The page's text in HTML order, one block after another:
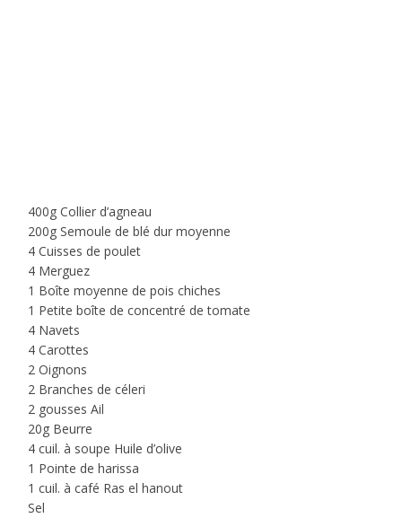
400g Collier d’agneau
200g Semoule de blé dur moyenne
4 Cuisses de poulet
4 Merguez
1 Boîte moyenne de pois chiches
1 Petite boîte de concentré de tomate
4 Navets
4 Carottes
2 Oignons
2 Branches de céleri
2 gousses Ail
20g Beurre
4 cuil. à soupe Huile d’olive
1 Pointe de harissa
1 cuil. à café Ras el hanout
Sel